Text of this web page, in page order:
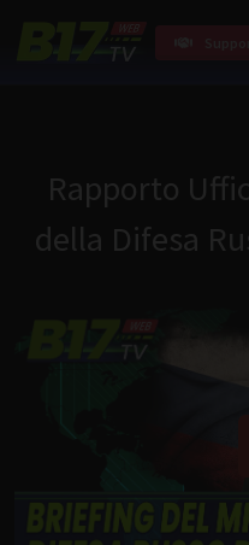
Rapporto
della Difesa